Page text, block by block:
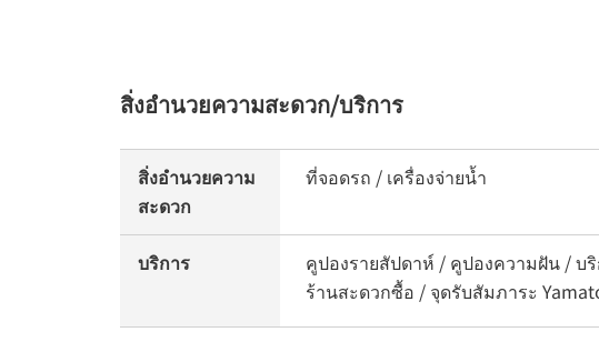
สิ่งอำนวยความสะดวก/บริการ
สิ่งอำนวยความ
สะดวก
ที่จอดรถ / เครื่องจ่ายน้ำ
บริการ
คูปองรายสัปดาห์ / คูปองความฝัน / บ
ร้านสะดวกซื้อ / จุดรับสัมภาระ